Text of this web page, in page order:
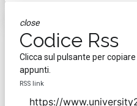
close
Codice Rss
Clicca sul pulsante per copiare
appunti.
RSS link